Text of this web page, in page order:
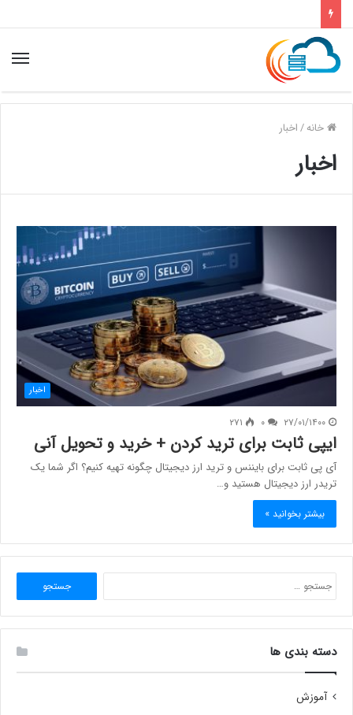
خانه/اخبار
اخبار
اخبار
۲۷/۰۱/۱۴۰۰ ۲۷۱
ایپی ثابت برای ترید کردن + خرید و تحویل آنی
آی پی ثابت برای بایننس و ترید ارز دیجیتال چگونه تهیه کنیم؟ اگر شما یک
تریدر ارز دیجیتال هستید و…
بیشتر بخوانید »
برای:
دسته بندی ها
آموزش